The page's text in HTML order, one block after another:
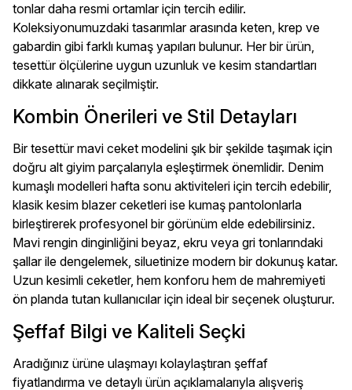
tonlar daha resmi ortamlar için tercih edilir.
Koleksiyonumuzdaki tasarımlar arasında keten, krep ve
gabardin gibi farklı kumaş yapıları bulunur. Her bir ürün,
tesettür ölçülerine uygun uzunluk ve kesim standartları
dikkate alınarak seçilmiştir.
Kombin Önerileri ve Stil Detayları
Bir tesettür mavi ceket modelini şık bir şekilde taşımak için
doğru alt giyim parçalarıyla eşleştirmek önemlidir. Denim
kumaşlı modelleri hafta sonu aktiviteleri için tercih edebilir,
klasik kesim blazer ceketleri ise kumaş pantolonlarla
birleştirerek profesyonel bir görünüm elde edebilirsiniz.
Mavi rengin dinginliğini beyaz, ekru veya gri tonlarındaki
şallar ile dengelemek, siluetinize modern bir dokunuş katar.
Uzun kesimli ceketler, hem konforu hem de mahremiyeti
ön planda tutan kullanıcılar için ideal bir seçenek oluşturur.
Şeffaf Bilgi ve Kaliteli Seçki
Aradığınız ürüne ulaşmayı kolaylaştıran şeffaf
fiyatlandırma ve detaylı ürün açıklamalarıyla alışveriş